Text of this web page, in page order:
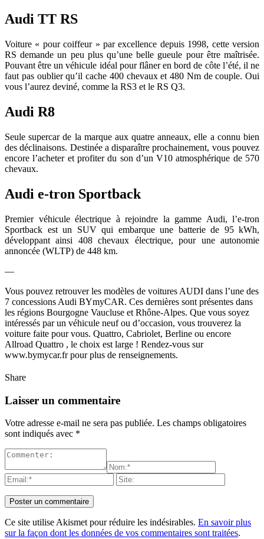
Audi TT RS
Voiture « pour coiffeur » par excellence depuis 1998, cette version
RS demande un peu plus qu’une belle gueule pour être maîtrisée.
Pouvant être un véhicule idéal pour flâner en bord de côte l’été, il ne
faut pas oublier qu’il cache 400 chevaux et 480 Nm de couple. Oui
vous l’aurez deviné, comme la RS3 et le RS Q3.
Audi R8
Seule supercar de la marque aux quatre anneaux, elle a connu bien
des déclinaisons. Destinée a disparaître prochainement, vous pouvez
encore l’acheter et profiter du son d’un V10 atmosphérique de 570
chevaux.
Audi e-tron Sportback
Premier véhicule électrique à rejoindre la gamme Audi, l’e-tron
Sportback est un SUV qui embarque une batterie de 95 kWh,
développant ainsi 408 chevaux électrique, pour une autonomie
annoncée (WLTP) de 448 km.
—
Vous pouvez retrouver les modèles de voitures AUDI dans l’une des
7 concessions Audi BYmyCAR. Ces dernières sont présentes dans
les régions Bourgogne Vaucluse et Rhône-Alpes. Que vous soyez
intéressés par un véhicule neuf ou d’occasion, vous trouverez la
voiture faite pour vous. Quattro, Cabriolet, Berline ou encore
Allroad Quattro , le choix est large ! Rendez-vous sur
www.bymycar.fr pour plus de renseignements.
Share
Laisser un commentaire
Votre adresse e-mail ne sera pas publiée. Les champs obligatoires
sont indiqués avec *
Ce site utilise Akismet pour réduire les indésirables. En savoir plus
sur la façon dont les données de vos commentaires sont traitées.